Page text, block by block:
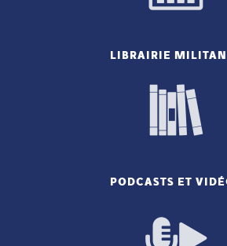
LIBRAIRIE
PODCASTS ET